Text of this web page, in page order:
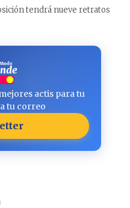
tendrá nueve retratos
actis para tu
tu correo